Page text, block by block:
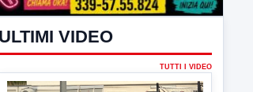
ULTIMI VIDEO
TUTTI I VIDEO